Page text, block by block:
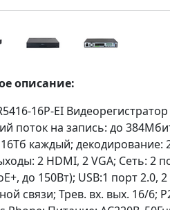
описание:
16P-EI
поток на запись: до
16Тб каждый;
2 HDMI, 2 VGA; Сеть: 2
до 150Вт); USB:1 порт 2.0,
связи; Трев. вх. вых. 16/6;